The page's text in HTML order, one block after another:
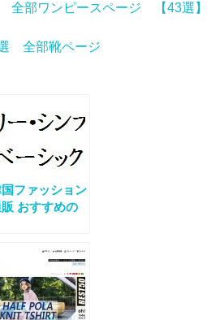
全部ワンピースページ 【43選】
全部靴ページ
ファッション
おすすめの